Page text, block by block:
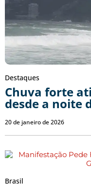
Destaques
Chuva forte
desde a noite
20 de janeiro de 2026
Brasil